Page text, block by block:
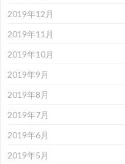
2019年12月
2019年11月
2019年10月
2019年9月
2019年8月
2019年7月
2019年6月
2019年5月